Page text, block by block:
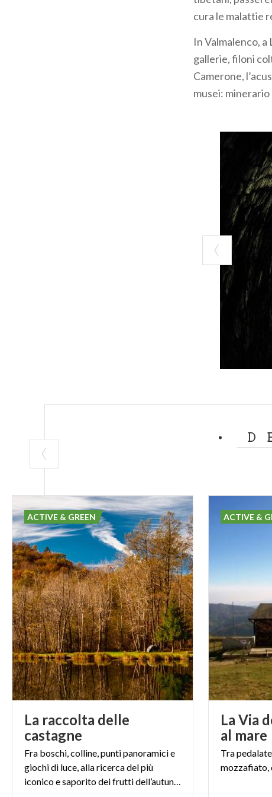
minadùr, taissine
Restiamo in Val
lungo un
complesso
Lombardia e
da guide
originale, lungo
Mineraria
Miniere di
Vecchio, nel I
rappresentano
cura le malattie
In Valmalenco, a
gallerie, filoni
Camerone,
musei:
La raccolta delle
castagne
Fra boschi, colline, punti panoramici e
giochi di luce, alla ricerca del più
iconico e saporito dei frutti dell’autunno
ACTIVE & GREEN
La Via
al mare
Trapedalate
mozzafiato,
ACTIVE &